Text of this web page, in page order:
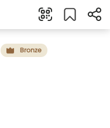
Bronze